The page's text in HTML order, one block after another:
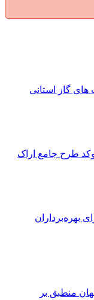
استانی
1395 اصفهان منطبق بر